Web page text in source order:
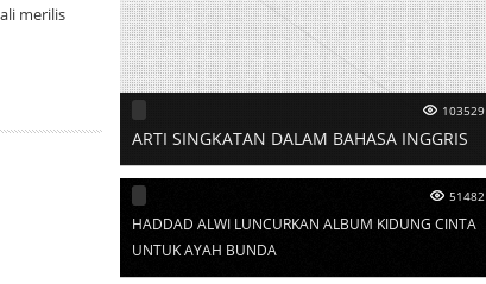
merilis
103529
ARTI SINGKATAN DALAM BAHASA INGGRIS
51482
HADDAD ALWI LUNCURKAN ALBUM KIDUNG CINTA
UNTUK AYAH BUNDA